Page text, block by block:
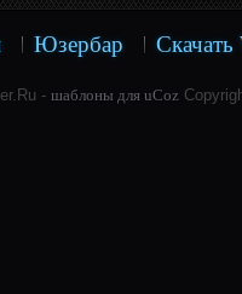
Юзербар Скачать
- шаблоны для uCoz